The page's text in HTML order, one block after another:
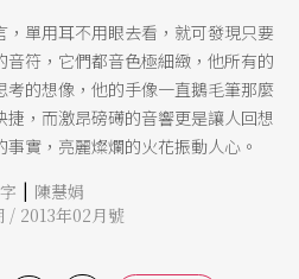
單用耳不用眼去看，就可發現只要
符，它們都音色極細緻，他所有的
考的想像，他的手像一直鵝毛筆那麼
，而激昂磅礡的音響更是讓人回想
實，亮麗燦爛的火花振動人心。
| 陳慧娟
/ 2013年02月號